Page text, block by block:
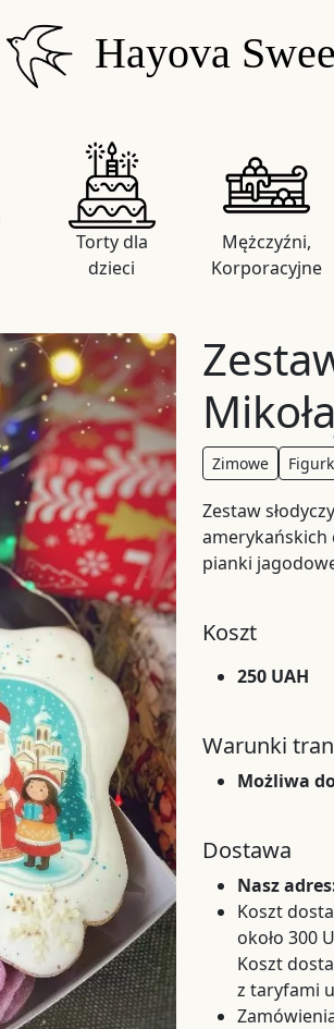
Hayova
Torty dla
dzieci
Mężczyźni,
Korporacyjne
Zimowe
Zestaw
amerykańskich
pianki
Koszt
250 UAH
Warunki
Możliwa
Dostawa
Nasz
Koszt
około 300
Koszt
z taryfami